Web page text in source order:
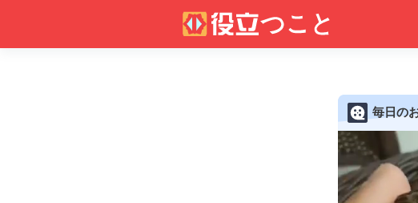
毎日の